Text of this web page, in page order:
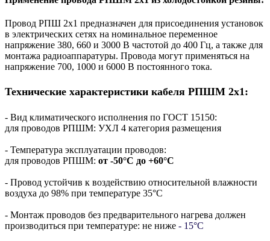
Провод РПШ 2х1 предназначен для присоединения установок
в электрических сетях на номинальное переменное
напряжение 380, 660 и 3000 В частотой до 400 Гц, а также для
монтажа радиоаппаратуры. Провода могут применяться на
напряжение 700, 1000 и 6000 В постоянного тока.
Технические характеристики кабеля РПШМ 2х1:
- Вид климатического исполнения по ГОСТ 15150:
для проводов РПШМ: УХЛ 4 категория размещения
- Температура эксплуатации проводов:
для проводов РПШМ: от -50°С до +60°С
- Провод устойчив к воздействию относительной влажности
воздуха до 98% при температуре 35°С
- Монтаж проводов без предварительного нагрева должен
производиться при температуре: не ниже - 15°С